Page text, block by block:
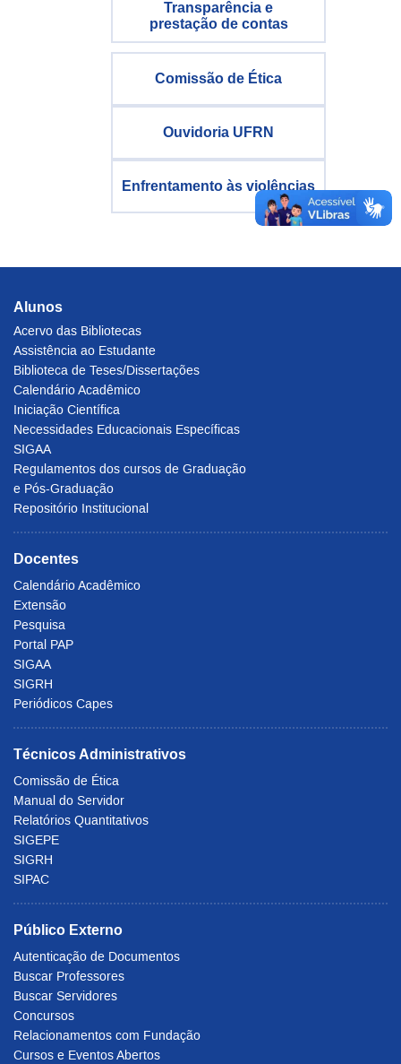
Transparência e
prestação de contas
Comissão de Ética
Ouvidoria UFRN
Enfrentamento às violências
Alunos
Acervo das Bibliotecas
Assistência ao Estudante
Biblioteca de Teses/Dissertações
Calendário Acadêmico
Iniciação Científica
Necessidades Educacionais Específicas
SIGAA
Regulamentos dos cursos de Graduação
e Pós-Graduação
Repositório Institucional
Docentes
Calendário Acadêmico
Extensão
Pesquisa
Portal PAP
SIGAA
SIGRH
Periódicos Capes
Técnicos Administrativos
Comissão de Ética
Manual do Servidor
Relatórios Quantitativos
SIGEPE
SIGRH
SIPAC
Público Externo
Autenticação de Documentos
Buscar Professores
Buscar Servidores
Concursos
Relacionamentos com Fundação
Cursos e Eventos Abertos